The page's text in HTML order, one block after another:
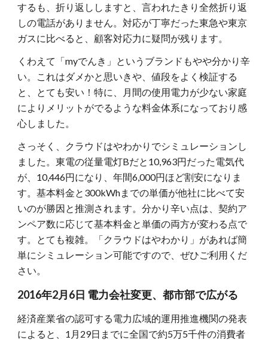
するも、折り返ししますと、言われたきり全然折り返
しの電話がありません。対応が丁寧だった東急や東京
ガスに比べると、顧客対応力に疑問が残ります。
くわえて「myでんき」というブランドもやや分かり辛
い。これはダメかと思いきや、値段をよく検証する
と、とても安い！特に、月間の使用電力が少ない家庭
によりメリットがでるような料金体系になっており感
心しました。
さっそく、クラウドはやわかりでシミュレーションし
ました。東電の従量電灯Bだと10,963円だった電気代
が、10,446円になり、年間6,000円ほど割安になりま
す。基本料金と300kWhまでの単価が他社に比べて安
いのが勝因と推測されます。分かり辛い点は、契約ア
ンペア数に応じて基本料金と単価の両方が変わる点で
す。とても複雑。「クラウドはやわかり」があれば簡
単にシミュレーション可能ですので、ぜひご利用くだ
さい。
2016年2月6日 電力会社変更、都市部で広がる
経済産業省の認可する電力広域的運用推進機関の発表
によると、1月29日までに全国で約5万5千件の消費者